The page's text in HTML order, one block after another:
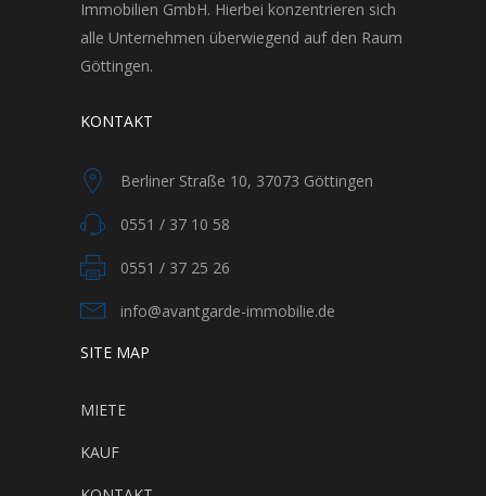
Immobilien GmbH. Hierbei konzentrieren sich
alle Unternehmen überwiegend auf den Raum
Göttingen.
KONTAKT
Berliner Straße 10, 37073 Göttingen
0551 / 37 10 58
0551 / 37 25 26
info@avantgarde-immobilie.de
SITE MAP
MIETE
KAUF